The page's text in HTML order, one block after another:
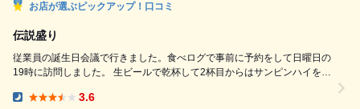
お店が選ぶピックアップ！口コミ
伝説盛り
従業員の誕生日会議で行きました。食べログで事前に予約をして日曜日の
19時に訪問しました。 生ビールで乾杯して2杯目からはサンピンハイを飲
キムチ盛り合わせ 絶対ナムル オススメの刺し（センマイ刺し） 伝説盛り
3.6